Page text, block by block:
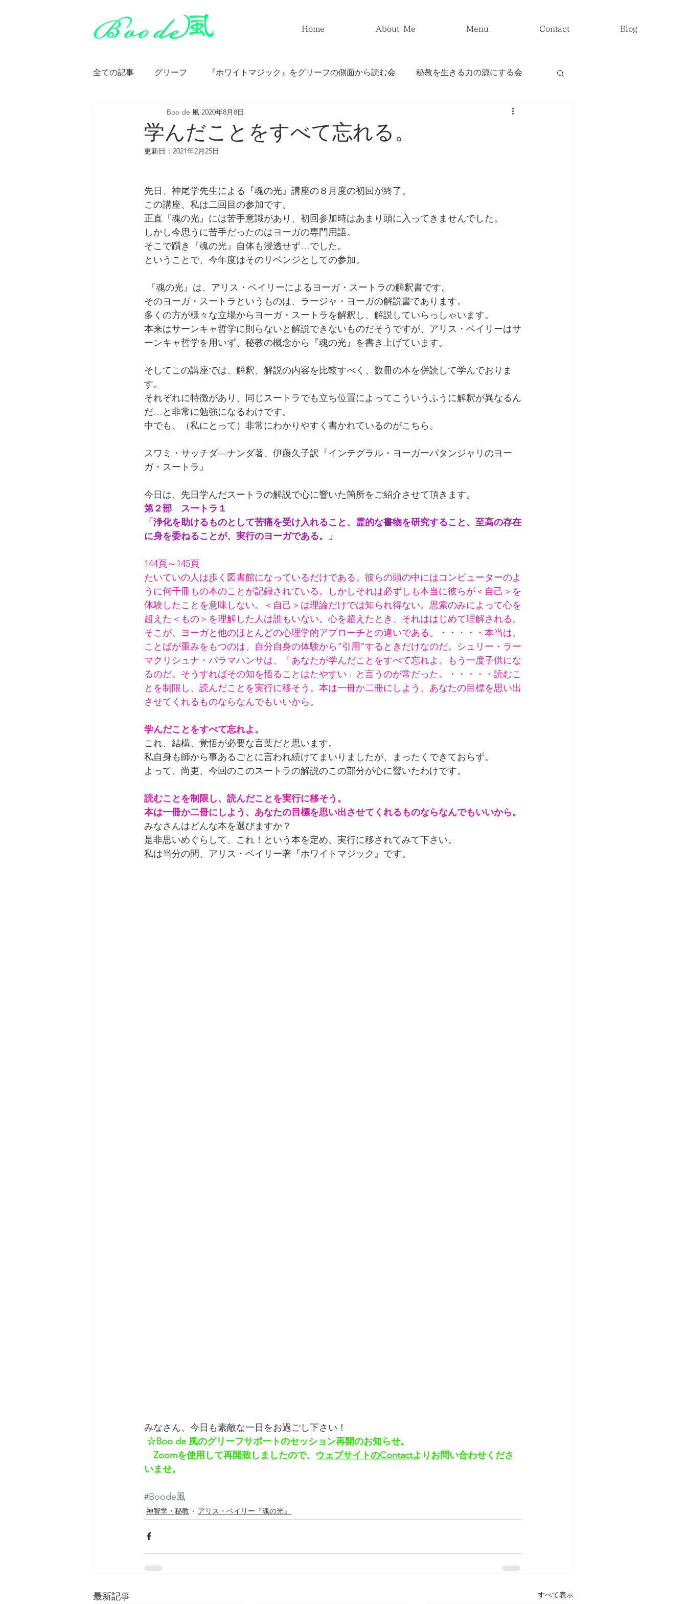
Home About Me Menu Contact Blog
全ての記事 グリーフ 『ホワイトマジック』をグリーフの側面から読む会 秘教を生きる力の源にする会
アリス・ベイリー『ホワイトマジック』
アリス・ベイリー『キリストの再臨』
アリス・ベイリー『ベツレヘムからカルバリーへ』 アリス・ベイリー『魂の光』
アリス・ベイリー『トランス・ヒマラヤ密教入門』 アリス・ベイリー『未完の自叙伝』
Boo de 風 アニマルコミュニケーション＆ヒーリング Boo de 風 Clean Up プロジェクト 環境への配慮
学んだことをすべて忘れる。
Boo de 風 2020年8月8日
更新日： 2021年2月25日
先日、神尾学先生による『魂の光』講座の８月度の初回が終了。
この講座、私は二回目の参加です。
正直『魂の光』には苦手意識があり、初回参加時はあまり頭に入ってきませんでした。
しかし今思うに苦手だったのはヨーガの専門用語。
そこで躓き『魂の光』自体も浸透せず…でした。
ということで、今年度はそのリベンジとしての参加。
『魂の光』は、アリス・ベイリーによるヨーガ・スートラの解釈書です。
そのヨーガ・スートラというものは、ラージャ・ヨーガの解説書であります。
多くの方が様々な立場からヨーガ・スートラを解釈し、解説していらっしゃいます。
本来はサーンキャ哲学に則らないと解説できないものだそうですが、アリス・ベイリーはサ
ーンキャ哲学を用いず、秘教の概念から『魂の光』を書き上げています。
そしてこの講座では、解釈、解説の内容を比較すべく、数冊の本を併読して学んでおりま
す。
それぞれに特徴があり、同じスートラでも立ち位置によってこういうふうに解釈が異なるん
だ…と非常に勉強になるわけです。
中でも、（私にとって）非常にわかりやすく書かれているのがこちら。
スワミ・サッチダ―ナンダ著、伊藤久子訳『インテグラル・ヨーガーパタンジャリのヨー
ガ・スートラ』
今日は、先日学んだスートラの解説で心に響いた箇所をご紹介させて頂きます。
第２部　スートラ１
「浄化を助けるものとして苦痛を受け入れること、霊的な書物を研究すること、至高の存在
に身を委ねることが、実行のヨーガである。」
144頁～145頁
たいていの人は歩く図書館になっているだけである。彼らの頭の中にはコンピューターのよ
うに何千冊もの本のことが記録されている。しかしそれは必ずしも本当に彼らが＜自己＞を
体験したことを意味しない。＜自己＞は理論だけでは知られ得ない。思索のみによって心を
超えた＜もの＞を理解した人は誰もいない。心を超えたとき、それははじめて理解される。
そこが、ヨーガと他のほとんどの心理学的アプローチとの違いである。・・・・・本当は、
ことばが重みをもつのは、自分自身の体験から”引用”するときだけなのだ。シュリー・ラー
マクリシュナ・パラマハンサは、「あなたが学んだことをすべて忘れよ。もう一度子供にな
るのだ。そうすればその知を悟ることはたやすい」と言うのが常だった。・・・・・読むこ
とを制限し、読んだことを実行に移そう。本は一冊か二冊にしよう、あなたの目標を思い出
させてくれるものならなんでもいいから。
学んだことをすべて忘れよ。
これ、結構、覚悟が必要な言葉だと思います。
私自身も師から事あるごとに言われ続けてまいりましたが、まったくできておらず。
よって、尚更、今回のこのスートラの解説のこの部分が心に響いたわけです。
読むことを制限し、読んだことを実行に移そう。
本は一冊か二冊にしよう、あなたの目標を思い出させてくれるものならなんでもいいから。
みなさんはどんな本を選びますか？
是非思いめぐらして、これ！という本を定め、実行に移されてみて下さい。
私は当分の間、アリス・ベイリー著『ホワイトマジック』です。
みなさん、今日も素敵な一日をお過ごし下さい！
☆Boo de 風のグリーフサポートのセッション再開のお知らせ。
Zoomを使用して再開致しましたので、 ウェブサイトのContactよりお問い合わせくださ
いませ。
#Boode風
神智学・秘教 アリス・ベイリー『魂の光』
最新記事 すべて表示